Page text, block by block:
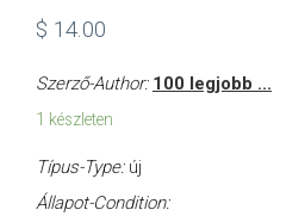
$ 14.00
Szerző-Author: 100 legjobb ...
1 készleten
Típus-Type: új
Állapot-Condition: